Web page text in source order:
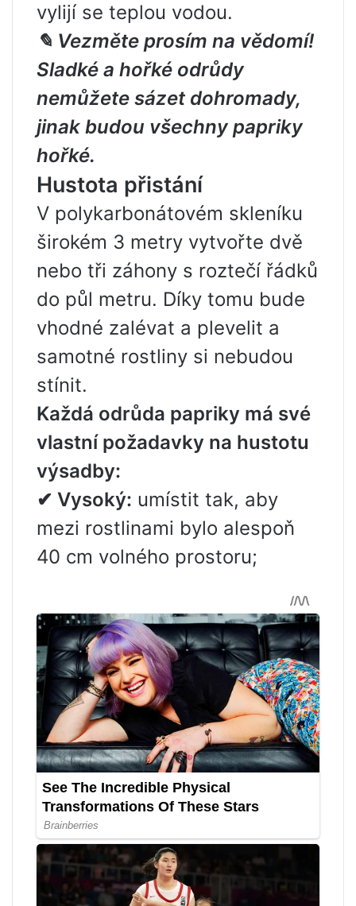
vylijí se teplou vodou.
✎ Vezměte prosím na vědomí!
Sladké a hořké odrůdy
nemůžete sázet dohromady,
jinak budou všechny papriky
hořké.
Hustota přistání
V polykarbonátovém skleníku
širokém 3 metry vytvořte dvě
nebo tři záhony s roztečí řádků
do půl metru. Díky tomu bude
vhodné zalévat a plevelit a
samotné rostliny si nebudou
stínit.
Každá odrůda papriky má své
vlastní požadavky na hustotu
výsadby:
✔ Vysoký: umístit tak, aby
mezi rostlinami bylo alespoň
40 cm volného prostoru;